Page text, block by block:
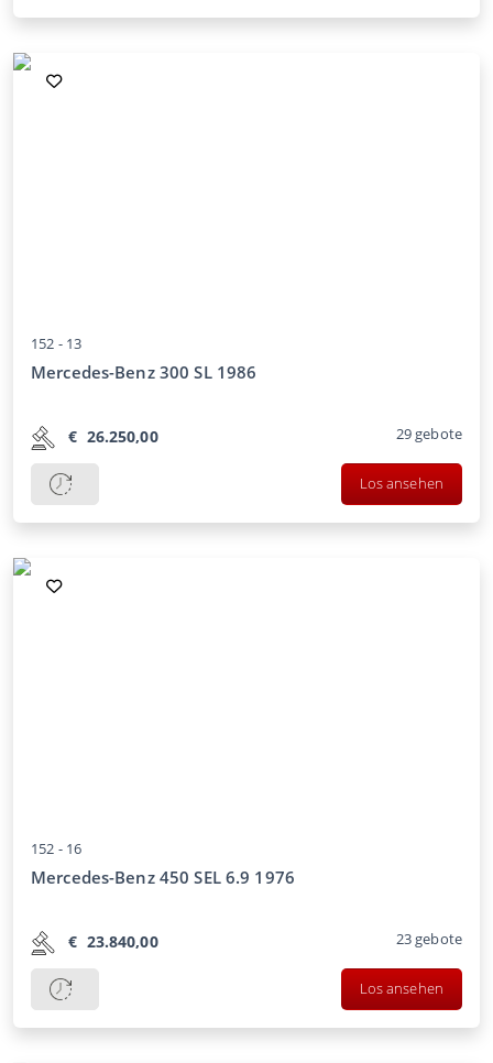
152 - 13
Mercedes-Benz 300 SL 1986
€ 26.250,00 29gebote
Los ansehen
152 - 16
Mercedes-Benz 450 SEL 6.9 1976
€ 23.840,00 23gebote
Los ansehen